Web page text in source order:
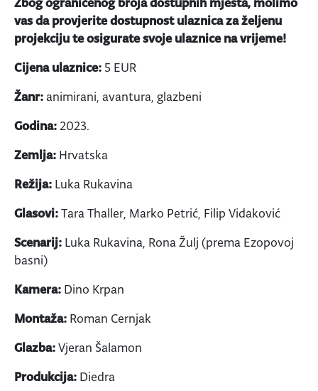
vas da provjerite dostupnost ulaznica za željenu
projekciju te osigurate svoje ulaznice na vrijeme!
Cijena ulaznice: 5 EUR
Žanr:animirani, avantura, glazbeni
Godina:2023.
Zemlja: Hrvatska
Režija: Luka Rukavina
Glasovi:Tara Thaller, Marko Petrić, Filip Vidaković
Scenarij: Luka Rukavina, Rona Žulj (prema Ezopovoj
basni)
Kamera: Dino Krpan
Montaža: Roman Cernjak
Glazba:Vjeran Šalamon
Produkcija: Diedra